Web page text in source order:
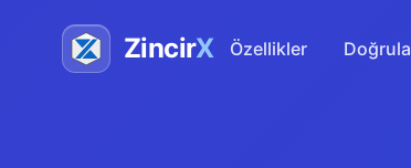
ZincirX Özellikler Doğrula